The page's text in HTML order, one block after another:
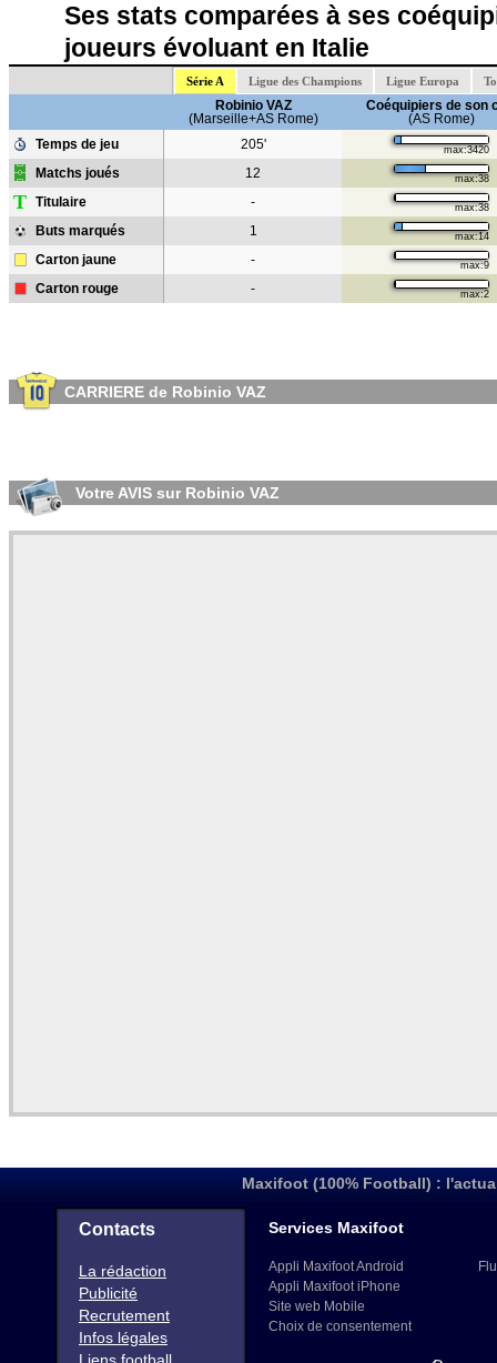
Ses stats comparées à ses
joueurs évoluant en Italie
Série A Ligue des Champions Ligue Europa
Robinio VAZ
(Marseille+AS Rome)
Coéquipiers de son
(AS Rome)
Temps de jeu
205' max:3420
Matchs joués 12 max:38
T Titulaire - max:38
Buts marqués 1 max:14
Carton jaune - max:9
Carton rouge - max:2
CARRIERE de Robinio VAZ
Votre AVIS sur Robinio VAZ
Maxifoot (100% Football) :
Contacts
La rédaction
Publicité
Recrutement
Infos légales
Services Maxifoot
Appli Maxifoot Android
Appli Maxifoot iPhone
Site web Mobile
Choix de consentement